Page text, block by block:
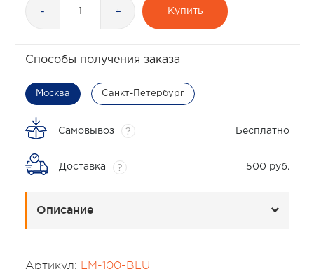
- + Купить
Способы получения заказа
Москва Санкт-Петербург
Самовывоз ? Бесплатно
Доставка ? 500 руб.
Описание
Артикул: LM-100-BLU